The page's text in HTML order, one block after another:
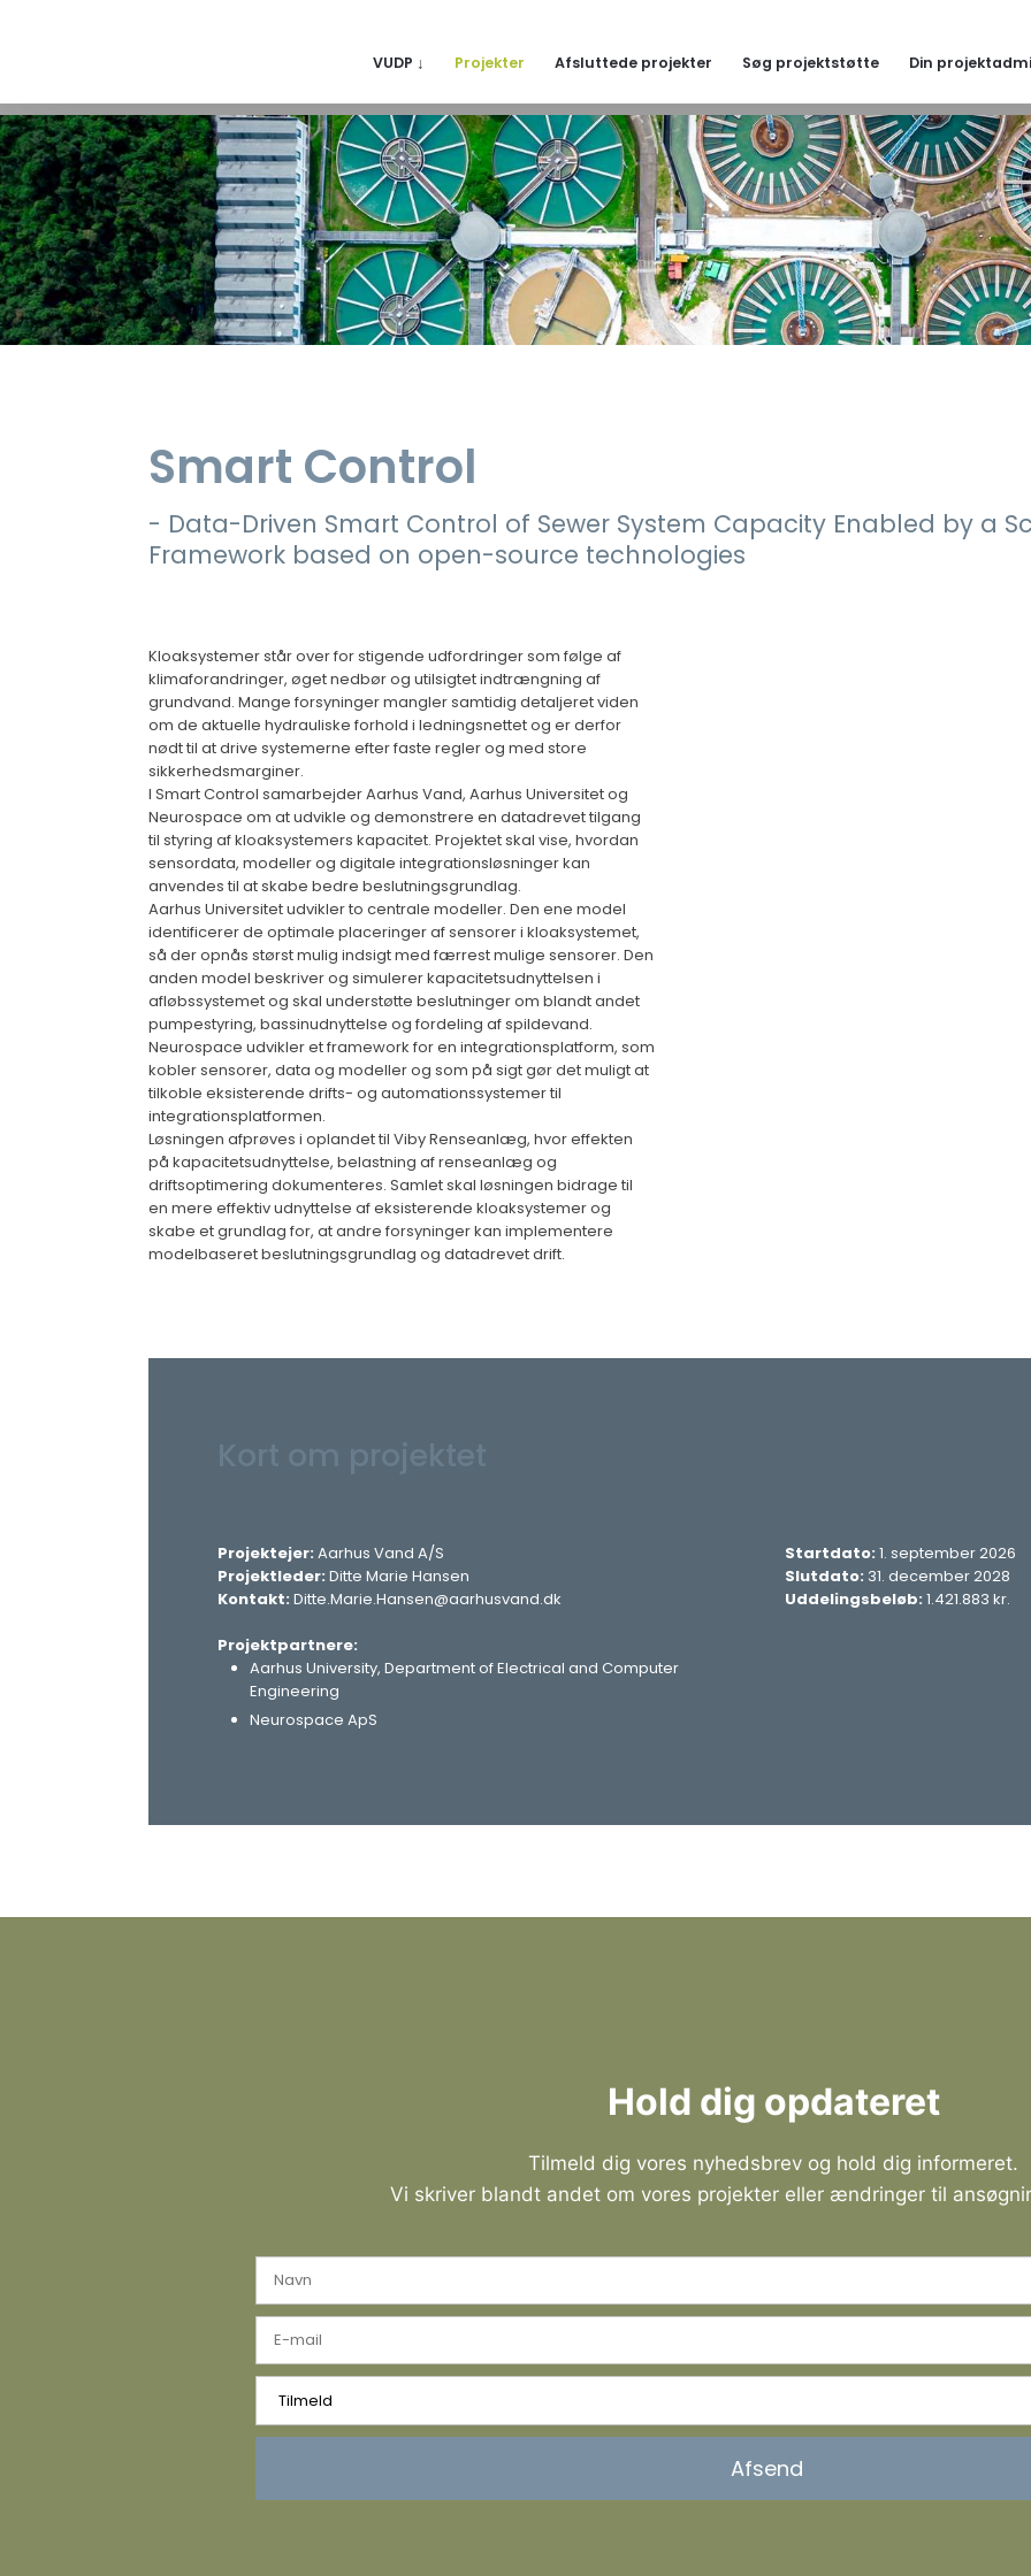
VUDP ↓ Projekter Afsluttede projekter Søg projektstøtte Din
Smart Control
- Data-Driven Smart Control of Sewer System Capacity Enabled by a
Framework based on open-source technologies
Kloaksystemer står over for stigende udfordringer som følge af
klimaforandringer, øget nedbør og utilsigtet indtrængning af
grundvand. Mange forsyninger mangler samtidig detaljeret viden
om de aktuelle hydrauliske forhold i ledningsnettet og er derfor
nødt til at drive systemerne efter faste regler og med store
sikkerhedsmarginer.
I Smart Control samarbejder Aarhus Vand, Aarhus Universitet og
Neurospace om at udvikle og demonstrere en datadrevet tilgang
til styring af kloaksystemers kapacitet. Projektet skal vise, hvordan
sensordata, modeller og digitale integrationsløsninger kan
anvendes til at skabe bedre beslutningsgrundlag.
Aarhus Universitet udvikler to centrale modeller. Den ene model
identificerer de optimale placeringer af sensorer i kloaksystemet,
så der opnås størst mulig indsigt med færrest mulige sensorer. Den
anden model beskriver og simulerer kapacitetsudnyttelsen i
afløbssystemet og skal understøtte beslutninger om blandt andet
pumpestyring, bassinudnyttelse og fordeling af spildevand.
Neurospace udvikler et framework for en integrationsplatform, som
kobler sensorer, data og modeller og som på sigt gør det muligt at
tilkoble eksisterende drifts- og automationssystemer til
integrationsplatformen.
Løsningen afprøves i oplandet til Viby Renseanlæg, hvor effekten
på kapacitetsudnyttelse, belastning af renseanlæg og
driftsoptimering dokumenteres. Samlet skal løsningen bidrage til
en mere effektiv udnyttelse af eksisterende kloaksystemer og
skabe et grundlag for, at andre forsyninger kan implementere
modelbaseret beslutningsgrundlag og datadrevet drift.​
Projektejer:Aarhus Vand A/S
Projektleder:Ditte Marie Hansen
Kontakt:Ditte.Marie.Hansen@aarhusvand.dk
Projektpartnere:
Aarhus University, Department of Electrical and Computer
Engineering
Neurospace ApS
Startdato: 1. september 2026
Slutdato: 31. december 2028
Uddelingsbeløb: 1.421.883 kr.​​
Hold dig opdateret
Tilmeld dig vores nyhedsbrev og hold dig informeret.
Vi skriver blandt andet om vores projekter eller ændringer til